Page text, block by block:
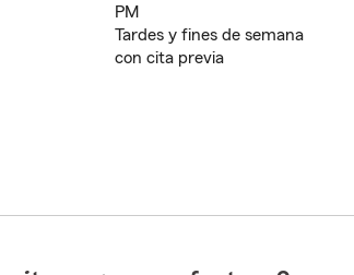
PM
Tardes y fines de semana
con cita previa